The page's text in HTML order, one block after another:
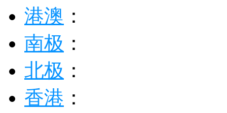
港澳 ：
南极 ：
北极 ：
香港 ：